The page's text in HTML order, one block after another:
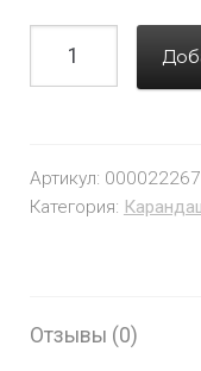
Артикул: 000022267
Категория:
Отзывы (0)